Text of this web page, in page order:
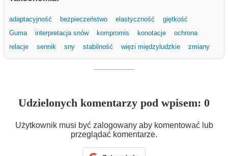
adaptacyjność bezpieczeństwo elastyczność
giętkość
Guma
interpretacja snów kompromis konotacje
ochrona
relacje
sennik sny stabilność więzi międzyludzkie zmiany
Udzielonych komentarzy pod wpisem: 0
Użytkownik musi być zalogowany aby komentować lub
przeglądać komentarze.